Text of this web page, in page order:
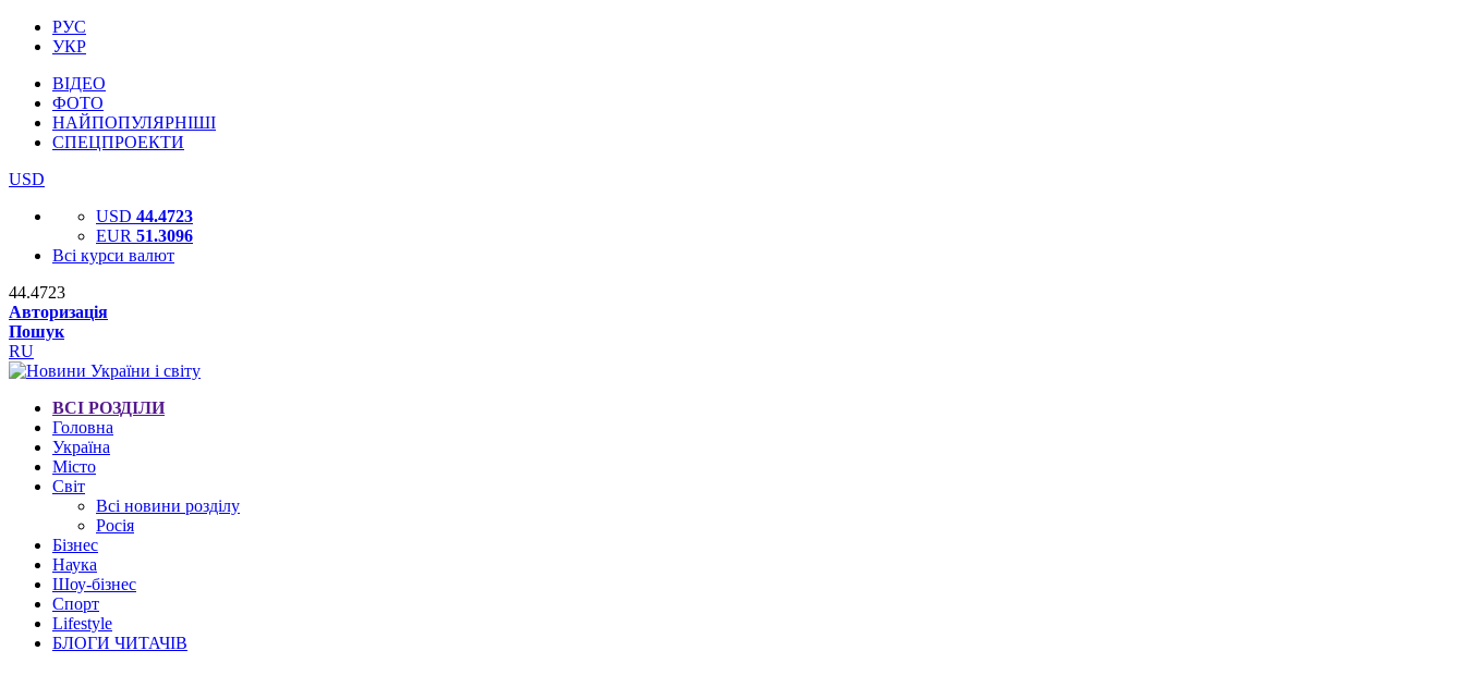
РУС
УКР
ВІДЕО
ФОТО
НАЙПОПУЛЯРНІШІ
СПЕЦПРОЕКТИ
USD
USD 44.4723
EUR 51.3096
Всі курси валют
44.4723
Авторизація
Пошук
RU
ВСІ РОЗДІЛИ
Головна
Україна
Місто
Світ
Всі новини розділу
Росія
Бізнес
Наука
Шоу-бізнес
Спорт
Lifestyle
БЛОГИ ЧИТАЧІВ